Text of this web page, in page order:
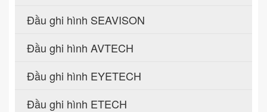
Đầu ghi hình SEAVISON
Đầu ghi hình AVTECH
Đầu ghi hình EYETECH
Đầu ghi hình ETECH